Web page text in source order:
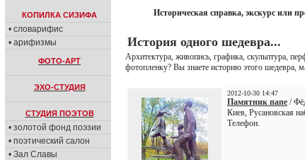
КОПИЛКА СИЗИФА
• словарифис
• арифизмы
ФОТО-АРТ
ЭХО-СТУДИЯ
СТУДИЯ ПОЭТОВ
• золотой фонд поэзии
• поэтический салон
• Зал Славы
Историческая справка, экскурс или
История одного шедевра...
Архитектура, живопись, графика, скульптура,
фотопленку? Вы знаете историю этого шедевра,
2012-10-30 14:47
Памятник папе /
Киев, Русановская
Телефон.